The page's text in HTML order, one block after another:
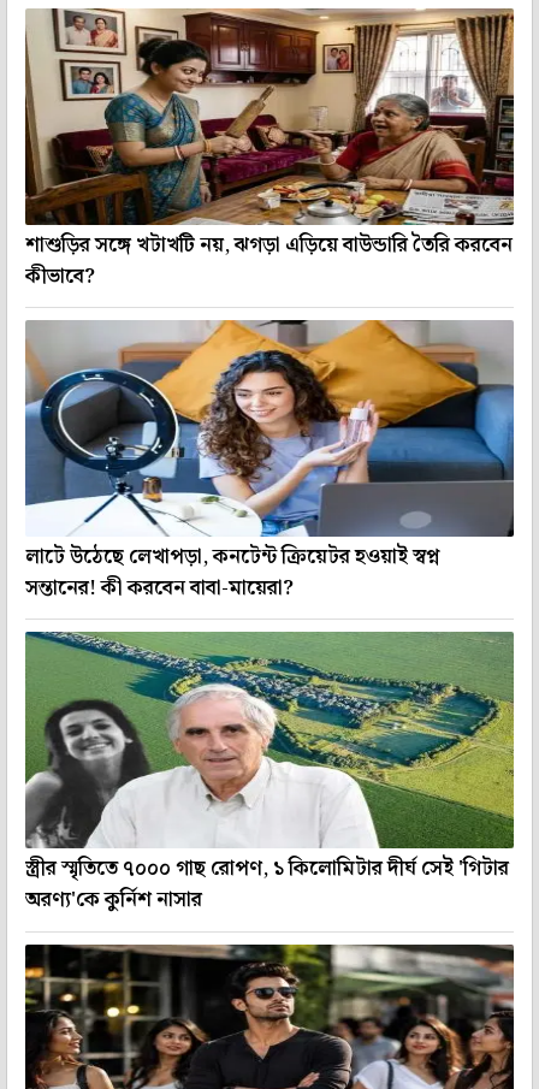
শাশুড়ির সঙ্গে খটাখটি নয়, ঝগড়া এড়িয়ে বাউন্ডারি তৈরি করবেন
কীভাবে?
লাটে উঠেছে লেখাপড়া, কনটেন্ট ক্রিয়েটর হওয়াই স্বপ্ন
সন্তানের! কী করবেন বাবা-মায়েরা?
স্ত্রীর স্মৃতিতে ৭০০০ গাছ রোপণ, ১ কিলোমিটার দীর্ঘ সেই 'গিটার
অরণ্য'কে কুর্নিশ নাসার